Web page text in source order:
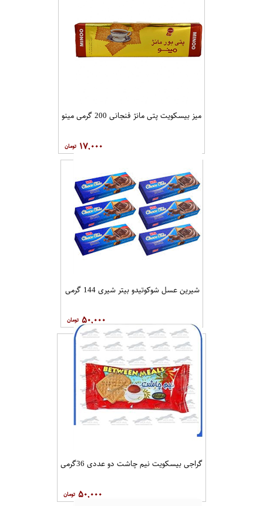
شیرین عسل اکسترا ویفر پرتقال
میز بیسکویت پتی مانژ فنجانی 200 گرمی مینو
۱۷,۰۰۰
شیرین عسل شوکوتیدو بیتر شیری 144 گرمی